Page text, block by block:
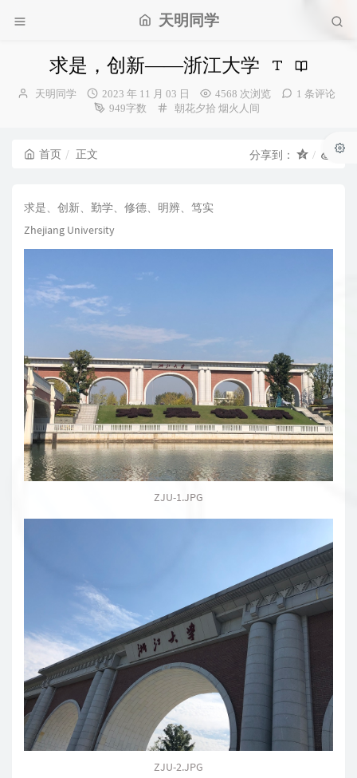
天明同学
求是，创新——浙江大学
博
天明同学
发
布
2023 年 11 月 03 日 4568 次浏览
1 条评论
949字数
分
朝花夕拾 烟火人间
首页 正文 分享到：
求是、创新、勤学、修德、明辨、笃实
Zhejiang University
ZJU-1.JPG
ZJU-2.JPG